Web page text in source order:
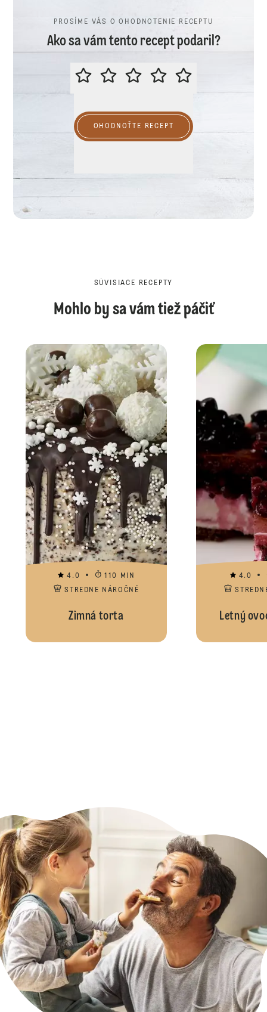
PROSÍME VÁS O OHODNOTENIE RECEPTU
Ako sa vám tento recept podaril?
PROSÍME VÁS O OHODNOTENIE
OHODNOŤTE RECEPT
SÚVISIACE RECEPTY
Mohlo by sa vám tiež páčiť
4.0
110 MIN
STREDNE NÁROČNÉ
Zimná torta
4.0
Letný